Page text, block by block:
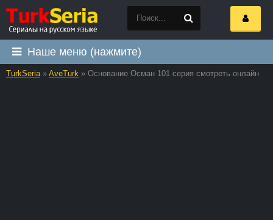
Наше меню (нажмите)
TurkSeria» AveTurk » Основание Осман 101 серия смотреть онлайн